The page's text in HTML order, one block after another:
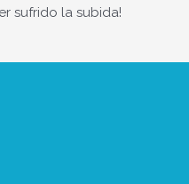
sufrido la subida!